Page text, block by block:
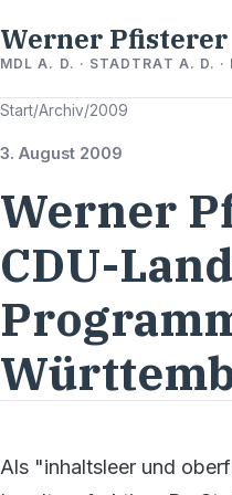
Werner Pfisterer
MDL A. D. · STADTRAT A. D. ·
Start/Archiv/2009
3. August 2009
Werner
CDU-
Als "inhaltsleer und